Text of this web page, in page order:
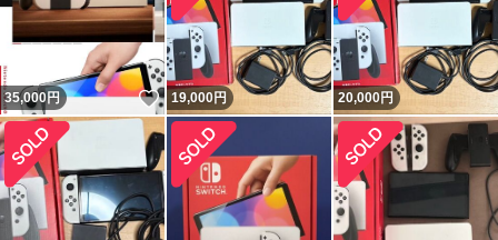
35,000円 いいね！
19,000円 20,000円